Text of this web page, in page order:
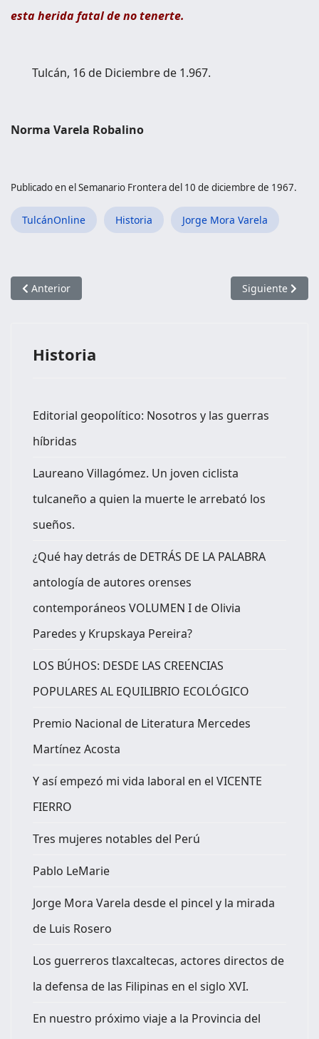
esta herida fatal de no tenerte.
Tulcán, 16 de Diciembre de 1.967.
Norma Varela Robalino
Publicado en el Semanario Frontera del 10 de diciembre de 1967.
TulcánOnline Historia Jorge Mora Varela
Artículo anterior: LA GENEROSIDAD Y LA SOLIDARIDAD
Anterior Artículo
Siguiente
Historia
Editorial geopolítico: Nosotros y las guerras
híbridas
Laureano Villagómez. Un joven ciclista
tulcaneño a quien la muerte le arrebató los
sueños.
¿Qué hay detrás de DETRÁS DE LA PALABRA
antología de autores orenses
contemporáneos VOLUMEN I de Olivia
Paredes y Krupskaya Pereira?
LOS BÚHOS: DESDE LAS CREENCIAS
POPULARES AL EQUILIBRIO ECOLÓGICO
Premio Nacional de Literatura Mercedes
Martínez Acosta
Y así empezó mi vida laboral en el VICENTE
FIERRO
Tres mujeres notables del Perú
Pablo LeMarie
Jorge Mora Varela desde el pincel y la mirada
de Luis Rosero
Los guerreros tlaxcaltecas, actores directos de
la defensa de las Filipinas en el siglo XVI.
En nuestro próximo viaje a la Provincia del